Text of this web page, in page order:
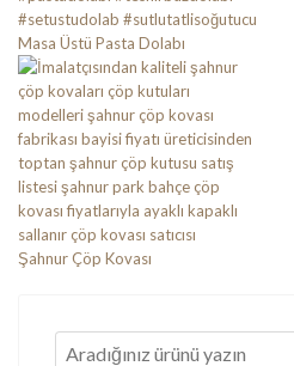
Masa Üstü Pasta Dolabı
Şahnur Çöp Kovası